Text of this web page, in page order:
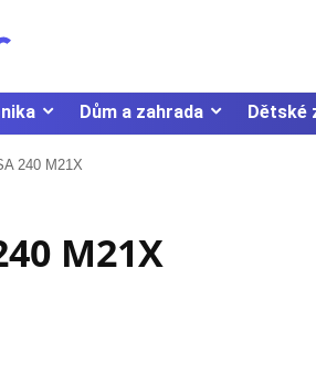
Dům a zahrada Dětské
240 M21X
M21X